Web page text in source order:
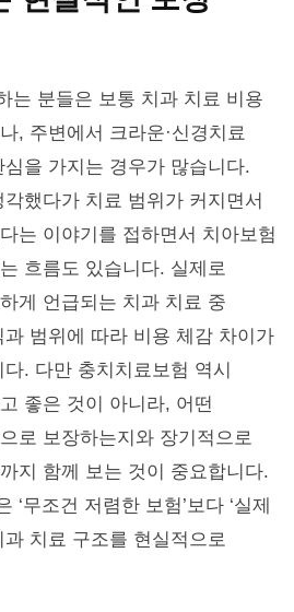
는 분들은 보통 치과 치료 비용
, 주변에서 크라운·신경치료
을 가지는 경우가 많습니다.
했다가 치료 범위가 커지면서
는 이야기를 접하면서 치아보험
흐름도 있습니다. 실제로
게 언급되는 치과 치료 중
범위에 따라 비용 체감 차이가
. 다만 충치치료보험 역시
좋은 것이 아니라, 어떤
로 보장하는지와 장기적으로
지 함께 보는 것이 중요합니다.
‘무조건 저렴한 보험’보다 ‘실제
치료 구조를 현실적으로